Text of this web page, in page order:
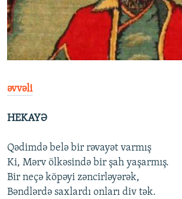
İNFOQRAFIKA
KARIKATURA
AZƏRBAYCAN ƏDƏBIYYATI KITABXANASI
İSLAM VƏ DEMOKRATIYA
İZ - MƏDƏNIYYƏT PROQRAMI
MISSIYAMIZ
PEŞƏ ETIKASI VƏ JURNALISTIKA STANDARTLARIMIZ
MATERIALLARIMIZDAN ISTIFADƏ
BIZIMLƏ ƏLAQƏ
XƏBƏR BÜLLETENLƏRIMIZ
BIZI IZLƏ
əvvəli
HEKAYƏ
Qədimdə belə bir rəvayət varmış
Ki, Mərv ölkəsində bir şah yaşarmış.
Bir neçə köpəyi zəncirləyərək,
Bəndlərdə saxlardı onları div tək.